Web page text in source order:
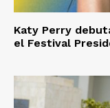
Katy Perry
el Festival